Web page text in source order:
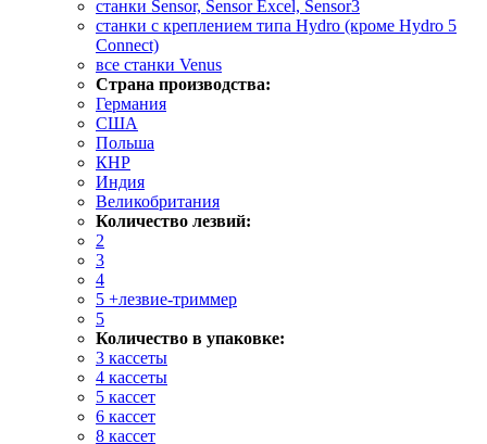
станки Sensor, Sensor Excel, Sensor3
станки с креплением типа Hydro (кроме Hydro 5
Connect)
все станки Venus
Страна производства:
Германия
США
Польша
КНР
Индия
Великобритания
Количество лезвий:
2
3
4
5 +лезвие-триммер
5
Количество в упаковке:
3 кассеты
4 кассеты
5 кассет
6 кассет
8 кассет